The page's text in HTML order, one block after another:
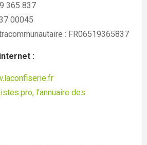
365 837
00045
: FR06519365837
:
l’annuaire des